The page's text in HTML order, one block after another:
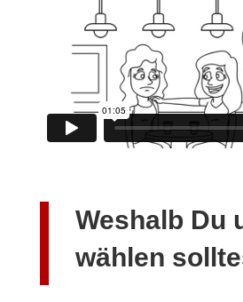
Weshalb Du
wählen